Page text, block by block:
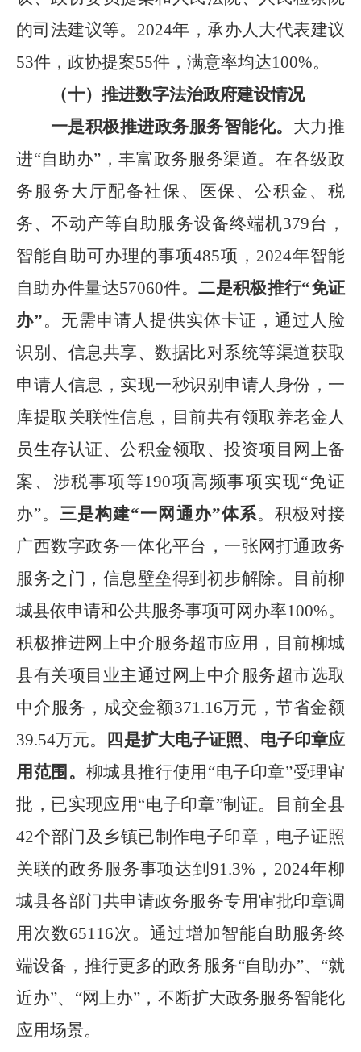
的司法建议等。 2024年，承办人大代表建议
53件，政协提案55件，满意率均达100%。
（十）推进数字法治政府建设情况
一是积极推进政务服务智能化。 大力推
进“自助办” ，丰富政务服务渠道。在各级政
务服务大厅配备社保、医保、公积金、税
务、不动产等自助服务设备终端机379台，
智能自助可办理的事项485项， 2024年智能
自助办件量达57060件。二是积极推行“免证
办”。无需申请人提供实体卡证，通过人脸
识别、信息共享、数据比对系统等渠道获取
申请人信息，实现一秒识别申请人身份，一
库提取关联性信息，目前共有领取养老金人
员生存认证、公积金领取、投资项目网上备
案、涉税事项等190项高频事项实现“免证
办”。三是构建“一网通办”体系。积极对接
广西数字政务一体化平台，一张网打通政务
服务之门，信息壁垒得到初步解除。目前柳
城县依申请和公共服务事项可网办率100%。
积极推进网上中介服务超市应用，目前柳城
县有关项目业主通过网上中介服务超市选取
中介服务，成交金额371.16万元，节省金额
39.54万元。
四是扩大电子证照、电子印章应
用范围。 柳城县推行使用 “电子印章”受理审
批，已实现应用“电子印章”制证。目前全县
42个部门及乡镇已制作电子印章，电子证照
关联的政务服务事项达到91.3% ， 2024年柳
城县各部门共申请政务服务专用审批印章调
用次数65116次。通过增加智能自助服务终
端设备，推行更多的政务服务“自助办”、 “就
近办”、 “网上办” ，不断扩大政务服务智能化
应用场景。